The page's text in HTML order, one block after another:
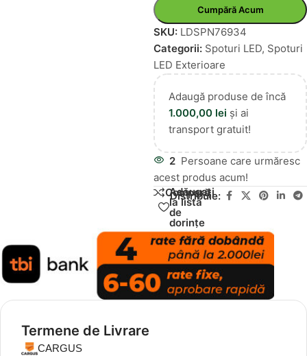
Cumpără Acum
SKU: LDSPN76934
Categorii: Spoturi LED, Spoturi
LED Exterioare
Adaugă produse de încă
1.000,00 lei și ai
transport gratuit!
2 Persoane care urmăresc
acest produs acum!
Compară
Adăugați
la lista
de
dorințe
Distribuie:
Termene de Livrare
CARGUS